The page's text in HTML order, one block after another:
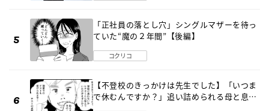
「正社員の落とし穴」シングルマザーを待っ
ていた“魔の２年間”【後編】
コクリコ
【不登校のきっかけは先生でした】「いつま
で休むんですか？」追い詰められる母と息子